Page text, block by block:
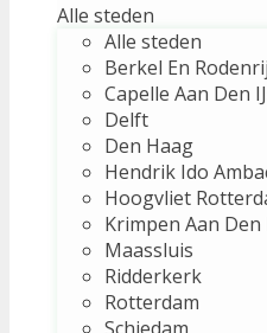
Alle steden
Alle steden
Berkel En
Capelle Aan Den
Delft
Den Haag
Hendrik Ido
Hoogvliet
Krimpen Aan Den
Maassluis
Ridderkerk
Rotterdam